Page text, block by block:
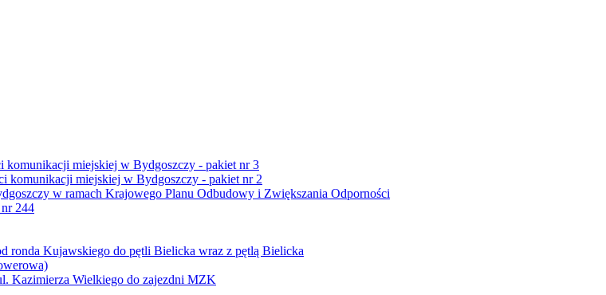
komunikacji miejskiej w Bydgoszczy - pakiet nr 3
komunikacji miejskiej w Bydgoszczy - pakiet nr 2
w ramach Krajowego Planu Odbudowy i Zwiększania Odporności
244
ronda Kujawskiego do pętli Bielicka wraz z pętlą Bielicka
Kazimierza Wielkiego do zajezdni MZK